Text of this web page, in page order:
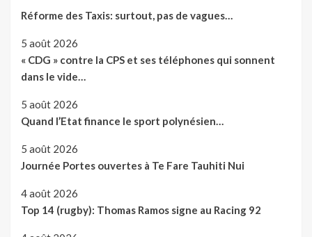
Réforme des Taxis: surtout, pas de vagues…
5 août 2026
« CDG » contre la CPS et ses téléphones qui sonnent
dans le vide…
5 août 2026
Quand l’Etat finance le sport polynésien…
5 août 2026
Journée Portes ouvertes à Te Fare Tauhiti Nui
4 août 2026
Top 14 (rugby): Thomas Ramos signe au Racing 92